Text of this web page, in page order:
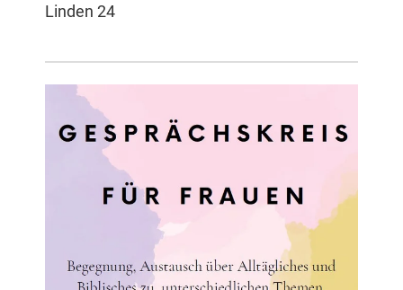
Linden 24